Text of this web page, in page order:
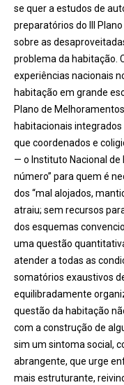
se quer a estudos de
preparatórios do III
sobre as
problema da habitação.
experiências nacionais
habitação em grande
Plano de
habitacionais
que coordenados e
— o Instituto Nacional de
número” para quem é
dos “mal alojados,
atraiu; sem recursos
dos esquemas
uma questão
atender a todas as
somatórios exaustivos
equilibradamente
questão da habitação
com a construção de
sim um sintoma social,
abrangente, que urge
mais estruturante,